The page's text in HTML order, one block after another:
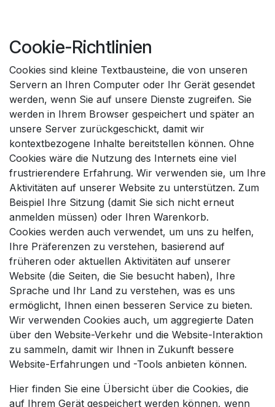
Cookie-Richtlinien
Cookies sind kleine Textbausteine, die von unseren
Servern an Ihren Computer oder Ihr Gerät gesendet
werden, wenn Sie auf unsere Dienste zugreifen. Sie
werden in Ihrem Browser gespeichert und später an
unsere Server zurückgeschickt, damit wir
kontextbezogene Inhalte bereitstellen können. Ohne
Cookies wäre die Nutzung des Internets eine viel
frustrierendere Erfahrung. Wir verwenden sie, um Ihre
Aktivitäten auf unserer Website zu unterstützen. Zum
Beispiel Ihre Sitzung (damit Sie sich nicht erneut
anmelden müssen) oder Ihren Warenkorb.
Cookies werden auch verwendet, um uns zu helfen,
Ihre Präferenzen zu verstehen, basierend auf
früheren oder aktuellen Aktivitäten auf unserer
Website (die Seiten, die Sie besucht haben), Ihre
Sprache und Ihr Land zu verstehen, was es uns
ermöglicht, Ihnen einen besseren Service zu bieten.
Wir verwenden Cookies auch, um aggregierte Daten
über den Website-Verkehr und die Website-Interaktion
zu sammeln, damit wir Ihnen in Zukunft bessere
Website-Erfahrungen und -Tools anbieten können.
Hier finden Sie eine Übersicht über die Cookies, die
auf Ihrem Gerät gespeichert werden können, wenn